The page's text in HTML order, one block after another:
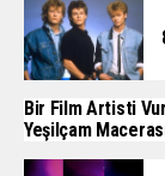
Bir Film Artisti
Yeşilçam